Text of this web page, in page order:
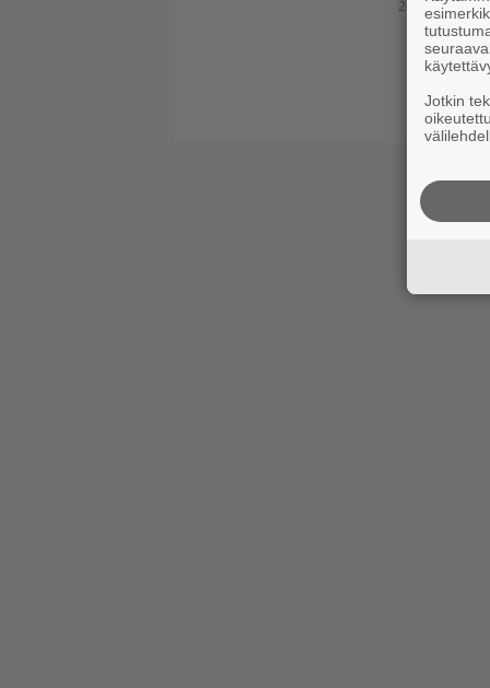
26.10.2012
Jotkin